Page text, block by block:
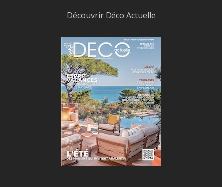
Découvrir Déco Actuelle